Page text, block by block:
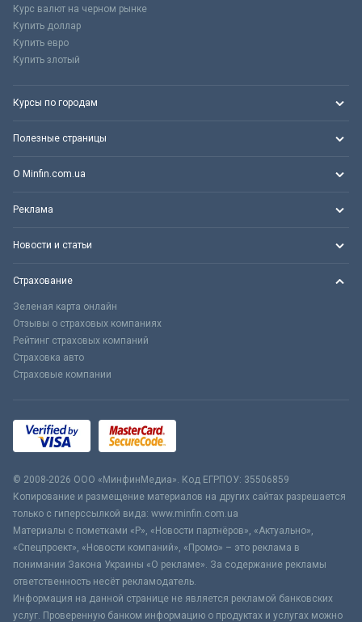
Курс валют на черном рынке
Купить доллар
Купить евро
Купить злотый
Курсы по городам
Полезные страницы
О Minfin.com.ua
Реклама
Новости и статьи
Страхование
Зеленая карта онлайн
Отзывы о страховых компаниях
Рейтинг страховых компаний
Страховка авто
Страховые компании
© 2008-2026 ООО «МинфинМедиа». Код ЕГРПОУ: 35506859
Копирование и размещение материалов на других сайтах разрешается
только с гиперссылкой вида: www.minfin.com.ua
Материалы с пометками «Р», «Новости партнёров», «Актуально»,
«Спецпроект», «Новости компаний», «Промо» – это реклама в
понимании Закона Украины «О рекламе». За содержание рекламы
ответственность несёт рекламодатель.
Информация на данной странице не является рекламой банковских
услуг. Проверенную банком информацию о продуктах и услугах можно